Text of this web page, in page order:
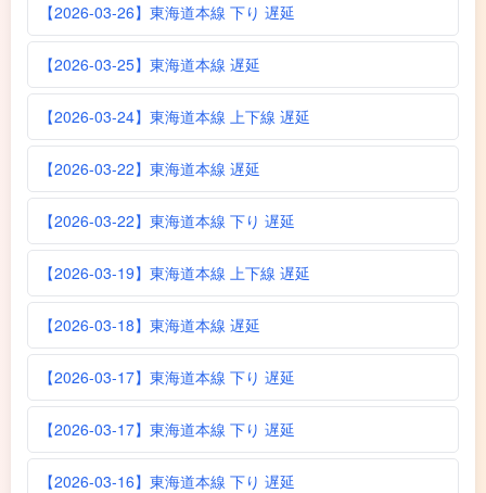
【2026-03-26】東海道本線 下り 遅延
【2026-03-25】東海道本線 遅延
【2026-03-24】東海道本線 上下線 遅延
【2026-03-22】東海道本線 遅延
【2026-03-22】東海道本線 下り 遅延
【2026-03-19】東海道本線 上下線 遅延
【2026-03-18】東海道本線 遅延
【2026-03-17】東海道本線 下り 遅延
【2026-03-17】東海道本線 下り 遅延
【2026-03-16】東海道本線 下り 遅延